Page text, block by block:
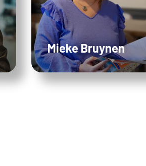
Mieke Bruynen